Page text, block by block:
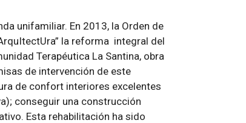
unifamiliar. En 2013, la Orden de
la reforma integral del
Terapéutica La Santina, obra
de intervención de este
de confort interiores excelentes
conseguir una construcción
Esta rehabilitación ha sido